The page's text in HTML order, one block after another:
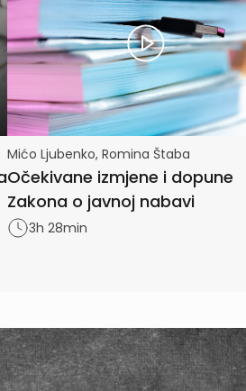
Mićo Ljubenko, Romina Štaba
Očekivane izmjene i dopune
Zakona o javnoj nabavi
3h 28min